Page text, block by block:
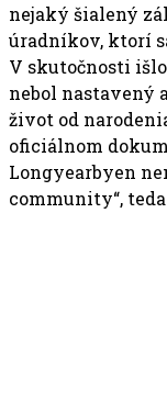
nejaký šialený
úradníkov, ktorí
V skutočnosti
nebol nastavený
život od
oficiálnom
Longyearbyen
community“,